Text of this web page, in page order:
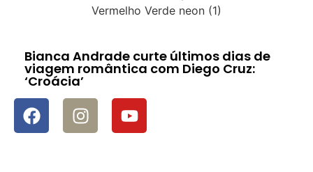
Bianca Andrade curte últimos dias de
viagem romântica com Diego Cruz:
‘Croácia’